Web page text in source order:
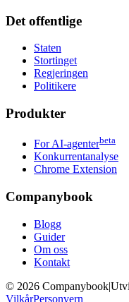
Det offentlige
Staten
Stortinget
Regjeringen
Politikere
Produkter
For AI-agenterbeta
Konkurrentanalyse
Chrome Extension
Companybook
Blogg
Guider
Om oss
Kontakt
© 2026 Companybook|
VilkårPersonvern